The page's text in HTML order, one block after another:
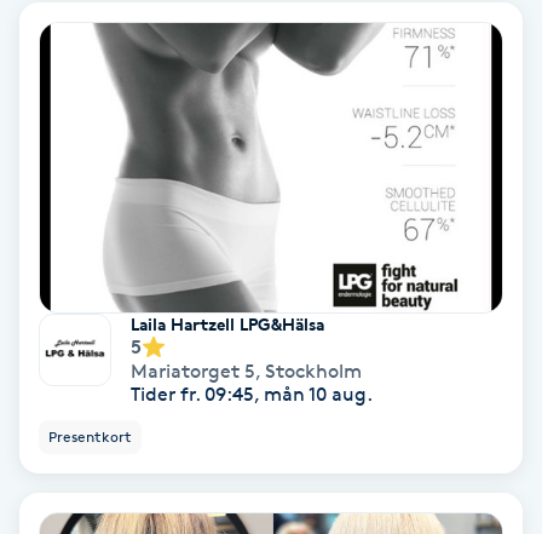
Skäggfärgning
Skäggklippning
Skäggtrimmning
Slingor
Laila Hartzell LPG&Hälsa
5
Mariatorget 5, Stockholm
Tider fr. 09:45, mån 10 aug.
Presentkort